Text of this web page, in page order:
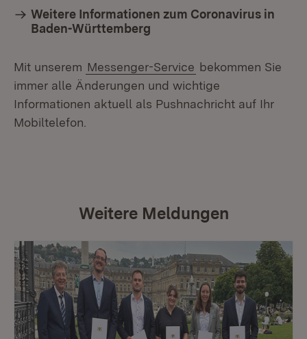
Weitere Informationen zum Coronavirus in
Baden-Württemberg
Mit unserem Messenger-Service bekommen Sie
immer alle Änderungen und wichtige
Informationen aktuell als Pushnachricht auf Ihr
Mobiltelefon.
Weitere Meldungen